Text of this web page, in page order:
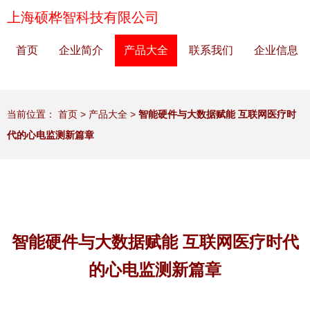
上海硕桦智科技有限公司
首页 企业简介 产品大全 联系我们 企业信息
当前位置： 首页 > 产品大全 > 智能硬件与大数据赋能 互联网医疗时
代的心电监测新篇章
智能硬件与大数据赋能 互联网医疗时代
的心电监测新篇章